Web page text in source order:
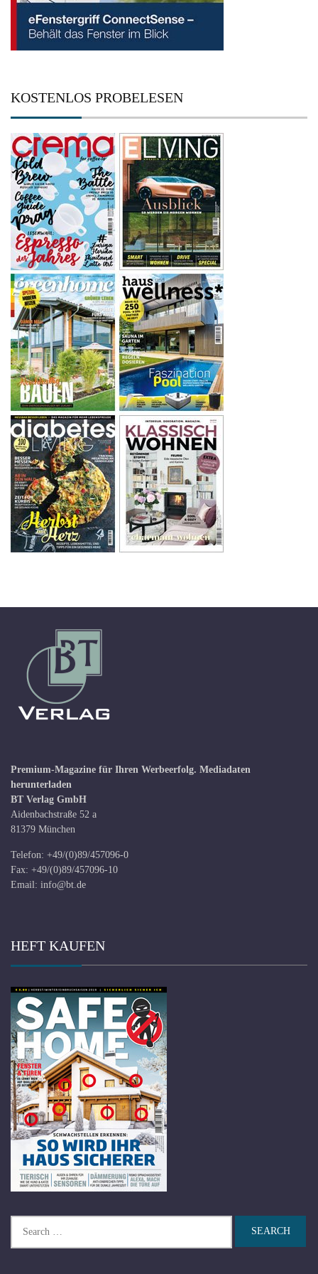
KOSTENLOS PROBELESEN
Premium-Magazine für Ihren Werbeerfolg. Mediadaten
herunterladen
BT Verlag GmbH
Aidenbachstraße 52 a
81379 München
Telefon: +49/(0)89/457096-0
Fax: +49/(0)89/457096-10
Email: info@bt.de
HEFT KAUFEN
for: